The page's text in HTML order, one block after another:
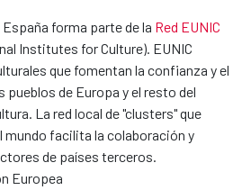
forma parte de la Red EUNIC
Institutes for Culture). EUNIC
que fomentan la confianza y el
de Europa y el resto del
La red local de "clusters" que
mundo facilita la colaboración y
de países terceros.
Europea